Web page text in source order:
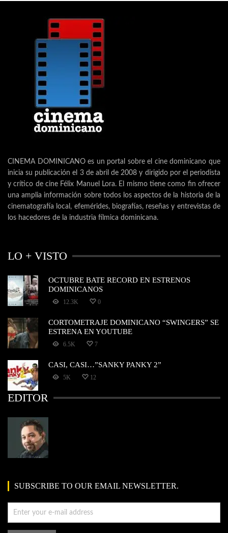
CINEMA DOMINICANO es un portal sobre el cine dominicano que
inicia su publicación el 3 de abril de 2008 y dirigido por el periodista
y crítico de cine Félix Manuel Lora. El mismo tiene como fin ofrecer
una amplia información sobre todos los aspectos de la historia de la
cinematografía local, efemérides, biografías, reseñas y entrevistas de
los hacedores de la industria fílmica dominicana.
LO + VISTO
OCTUBRE BATE RECORD EN ESTRENOS
DOMINICANOS
12.3K 0
CORTOMETRAJE DOMINICANO “SWINGERS” SE
ESTRENA EN YOUTUBE
6.5K 7
CASI, CASI…”SANKY PANKY 2”
5K 12
EDITOR
SUBSCRIBE TO OUR EMAIL NEWSLETTER.